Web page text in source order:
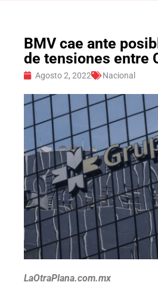
BMV cae ante
de tensiones entre
Agosto 2, 2022 Nacional
LaOtraPlana.com.mx